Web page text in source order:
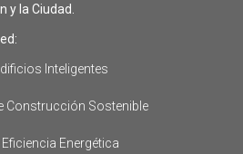
y la Ciudad.
Inteligentes
Construcción Sostenible
Energética